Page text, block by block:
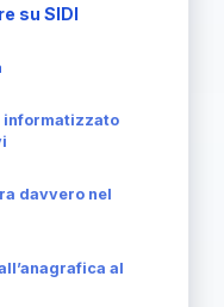
su SIDI
informatizzato
davvero nel
al